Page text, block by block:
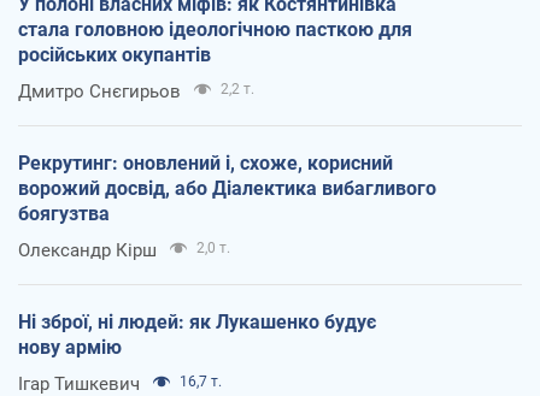
стала головною ідеологічною пасткою для
російських окупантів
Дмитро Снєгирьов 2,2 т.
Рекрутинг: оновлений і, схоже, корисний
ворожий досвід, або Діалектика вибагливого
боягузтва
Олександр Кірш 2,0 т.
Ні зброї, ні людей: як Лукашенко будує
нову армію
Ігар Тишкевич 16,7 т.